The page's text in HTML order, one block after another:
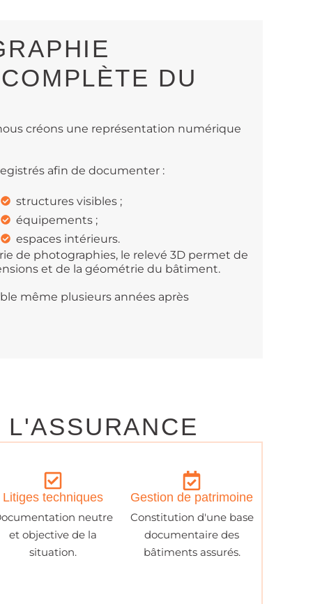
DU
créons une représentation numérique
afin de documenter :
structures visibles ;
équipements ;
espaces intérieurs.
de photographies, le relevé 3D permet de
et de la géométrie du bâtiment.
même plusieurs années après
Litiges techniques
neutre
et objective de la
situation.
Gestion de patrimoine
Constitution d'une base
documentaire des
bâtiments assurés.